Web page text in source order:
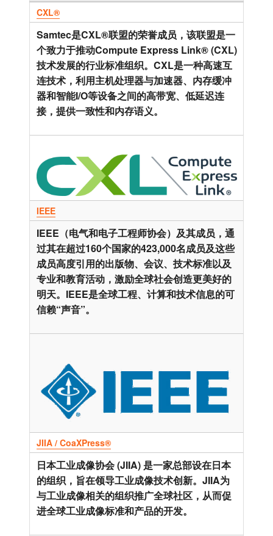
CXL®
Samtec是CXL®联盟的荣誉成员，该联盟是一
个致力于推动Compute Express Link® (CXL)
技术发展的行业标准组织。CXL是一种高速互
连技术，利用主机处理器与加速器、内存缓冲
器和智能I/O等设备之间的高带宽、低延迟连
接，提供一致性和内存语义。
IEEE
IEEE（电气和电子工程师协会）及其成员，通
过其在超过160个国家的423,000名成员及这些
成员高度引用的出版物、会议、技术标准以及
专业和教育活动，激励全球社会创造更美好的
明天。IEEE是全球工程、计算和技术信息的可
信赖“声音”。
JIIA / CoaXPress®
日本工业成像协会 (JIIA) 是一家总部设在日本
的组织，旨在领导工业成像技术创新。JIIA为
与工业成像相关的组织推广全球社区，从而促
进全球工业成像标准和产品的开发。